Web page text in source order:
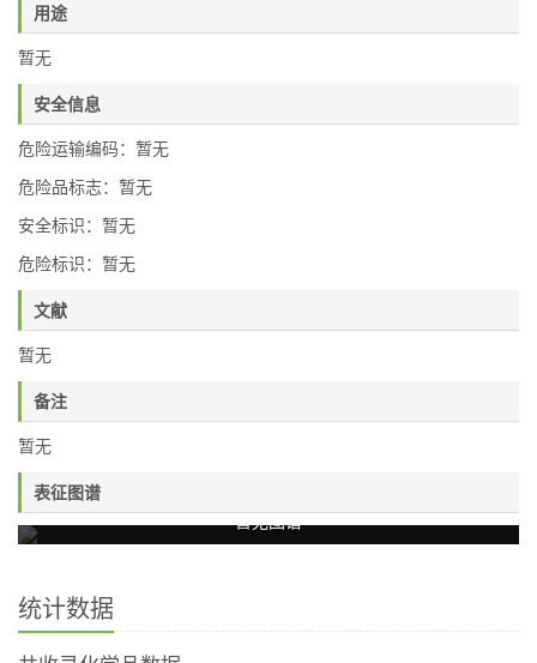
用途
暂无
安全信息
危险运输编码：暂无
危险品标志：暂无
安全标识：暂无
危险标识：暂无
文献
暂无
备注
暂无
表征图谱
暂无图谱
统计数据